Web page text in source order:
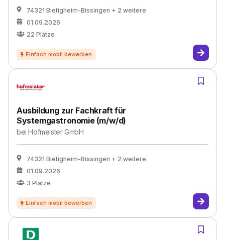
74321 Bietigheim-Bissingen + 2 weitere
01.09.2026
22 Plätze
Ausbildung zur Fachkraft für
Systemgastronomie (m/w/d)
beiHofmeister GmbH
74321 Bietigheim-Bissingen + 2 weitere
01.09.2026
3 Plätze